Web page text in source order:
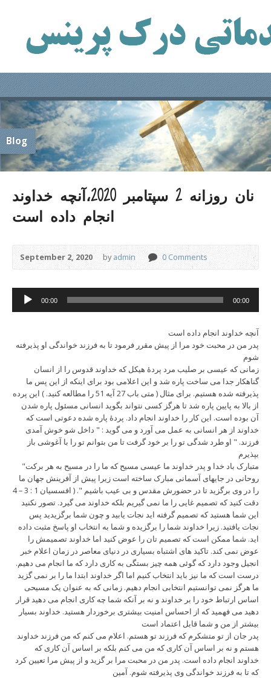
Blog
نان روزانه 2 سپتامبر 2020،آنچه خداوند
انجام داده است
September 2, 2020 byadmin 0 Comments
Audio
Player
00:00 00:00
آنچه خداوند انجام داده است
پدر من در محبت خود مرا از پیش مقرر فرمود تا به فرزند خواندگی او پذیرفته
شوم
زمانی که عیسی بر صلیب مرد پردۀ هیکل که خداوند قدوس را از انسان
گناهکار جدا می ساخت پاره شد و این اعلامی بود برای اینکه از این پس ما
پذیرفته شده هستیم. برای مثال ( متی باب 27 آیه 51 را مطالعه کنید. ) این پرده
از بالا به پایین پاره شد تا هرگز کسی نتواند بگوید انسانی مسئول پاره شدن
آن بوده است. این کار را خداوند انجام داد. پردۀ پاره شده دعوتی است که
خداوند از هر انسانی به عمل می آورد و می گوید : " داخل شو خوش آمدی
فرزند. " او طرد شدگی تو را بر خود گرفت تا من بتوانم تو را با آغوشی باز
بپذیرم
"متبارک باد خدا و پدر خداوند ما عیسی مسیح که ما را در مسیح به هر برکت
روحانی در جایهای آسمانی مبارک ساخته است زیرا پیش از آفرینش جهان ما
را در وی برگزید تا در حضورش مقدس و بی عیب باشیم ". ( افسسیان 1 : 3 – 4
دقت کنید که تصمیم غایی را ما نمی گیریم بلکه خداوند می گیرد. تصور نکنید
این شما هستید که تصمیم گرفته اید نجات یابید و چون شما برگزیدید پس
نجات یافتید. زیرا خداوند شما را برگزیده و شما به انتخاب او پاسخ مثبت داده
اید. شما ممکن است که تصمیم تان را عوض کنید اما خداوند تصمیمش را
عوض نمی کند. تاکید های اشتباه بسیاری در دنیای معاصر در زمان اعلام خبر
انجیل وجود دارد که گوئی همه چیز بستگی به کاری دارد که ما انجام می دهیم.
درست است که ما نیز باید انتخاب کنیم اما اگر خداوند ابتدا ما را بر نمی گزید
ما هرگز نمی توانستیم انتخابی انجام دهیم. زمانی که به عنوان یک مسیحی
اساس ارتباط خود را بر خداوند و نه بر آنکه شما چه کاری انجام می دهید قرار
دهید می فهمید که از احساس امنیت بیشتری برخوردار هستید. خداوند بسیار
بیشتر از من و شما قابل اعتماد است
پدر جان از تو متشکرم که فرزند تو هستم. اعلام می کنم که من فرزند خداوند
هستم و نه بر اساس آن کاری که من می کنم بلکه بر اساس آن کاری که
خداوند انجام داده است. پدر من در محبت مرا بر گزید و از پیش مرا تعیین کرد
که تا به فرزند خواندگی وی پذیرفته شوم. آمین